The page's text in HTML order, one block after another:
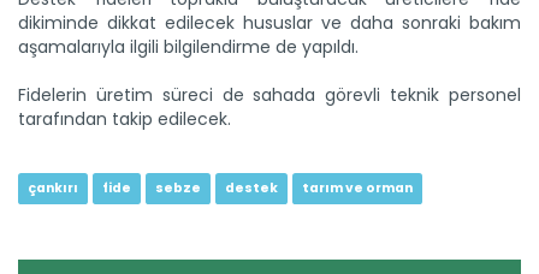
dikiminde dikkat edilecek hususlar ve daha sonraki bakım
aşamalarıyla ilgili bilgilendirme de yapıldı.
Fidelerin üretim süreci de sahada görevli teknik personel
tarafından takip edilecek.
çankırı fide sebze destek tarım ve orman
Kağızman kayısısı lezzetini...
Kars'ın Kağızman ilçesinde, Aras Vadisi'nde mikroklimada
yetişen...